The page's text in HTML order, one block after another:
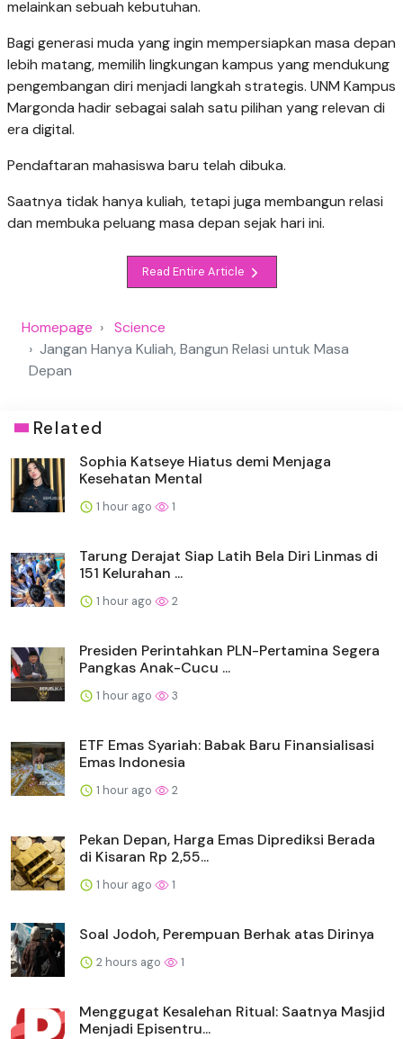
melainkan sebuah kebutuhan.
Bagi generasi muda yang ingin mempersiapkan masa depan
lebih matang, memilih lingkungan kampus yang mendukung
pengembangan diri menjadi langkah strategis. UNM Kampus
Margonda hadir sebagai salah satu pilihan yang relevan di
era digital.
Pendaftaran mahasiswa baru telah dibuka.
Saatnya tidak hanya kuliah, tetapi juga membangun relasi
dan membuka peluang masa depan sejak hari ini.
Read Entire Article
Homepage
Science
Jangan Hanya Kuliah, Bangun Relasi untuk Masa
Depan
Related
Sophia Katseye Hiatus demi Menjaga
Kesehatan Mental
1 hour ago 1
Tarung Derajat Siap Latih Bela Diri Linmas di
151 Kelurahan ...
1 hour ago 2
Presiden Perintahkan PLN-Pertamina Segera
Pangkas Anak-Cucu ...
1 hour ago 3
ETF Emas Syariah: Babak Baru Finansialisasi
Emas Indonesia
1 hour ago 2
Pekan Depan, Harga Emas Diprediksi Berada
di Kisaran Rp 2,55...
1 hour ago 1
Soal Jodoh, Perempuan Berhak atas Dirinya
2 hours ago 1
Menggugat Kesalehan Ritual: Saatnya Masjid
Menjadi Episentru...